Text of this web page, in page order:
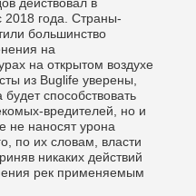
2018 года. Страны-
большинство
на
на открытом воздухе
из Buglife уверены,
способствовать
вредителей, но и
не наносят урона
по их словам, власти
никаких действий
рек применяемым